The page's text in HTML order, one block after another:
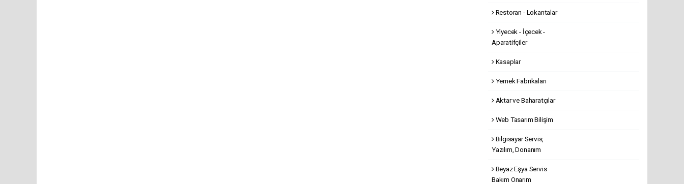
Restoran - Lokantalar
Yiyecek - İçecek -
Aparatifçiler
Kasaplar
Yemek Fabrikaları
Aktar ve Baharatçılar
Web Tasarım Bilişim
Bilgisayar Servis,
Yazılım, Donanım
Beyaz Eşya Servis
Bakım Onarım